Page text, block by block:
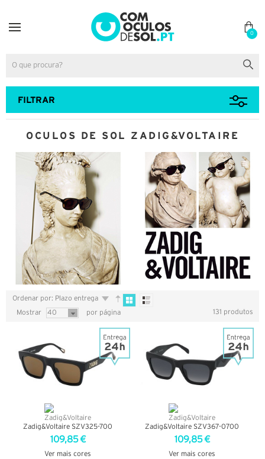
0
FILTRAR
OCULOS DE SOL ZADIG&VOLTAIRE
Ordenar por: Plazo entrega
Mostrar 40 por página 131 produtos
Zadig&Voltaire SZV325-700
109,85 €
Ver mais cores
Zadig&Voltaire SZV367-0700
109,85 €
Ver mais cores